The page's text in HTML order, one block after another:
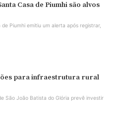
Casa de Piumhi são alvos
Piumhi emitiu um alerta após registrar,
para infraestrutura rural
São João Batista do Glória prevê investir